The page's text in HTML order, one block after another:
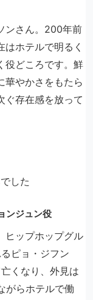
ンさん。200年前
ホテルで明るく
役どころです。鮮
華やかさをもたら
ぐ存在感を放って
した
ンジュン役
ヒップホップグル
ピョ・ジフン
くなり、外見は
がらホテルで働